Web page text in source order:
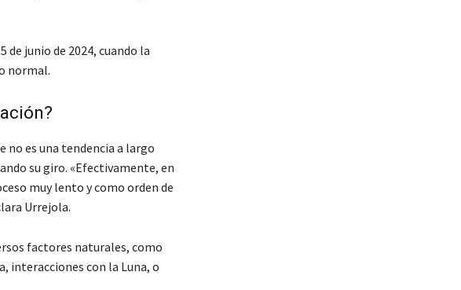
junio de 2024, cuando la
normal.
es una tendencia a largo
su giro. «Efectivamente, en
muy lento y como orden de
Urrejola.
factores naturales, como
interacciones con la Luna, o